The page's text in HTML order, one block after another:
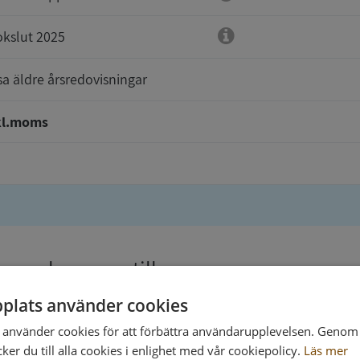
2025
äldre årsredovisningar
levereras till
använder cookies
cookies för att förbättra användarupplevelsen.
du till alla cookies i enlighet med vår cookiepolicy. Läs mer